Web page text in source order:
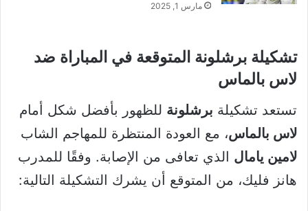
مارس 1, 2025
تشكيلة برشلونة المتوقعة في المباراة ضد
لاس بالماس
تستعد تشكيلة برشلونة للظهور بأفضل شكل أمام
لاس بالماس، مع العودة المنتظرة للمهاجم الشاب
لامين يامال الذي تعافى من الإصابة. وفقًا للمدرب
هانز فليك، من المتوقع أن يشرك التشكيلة التالية: